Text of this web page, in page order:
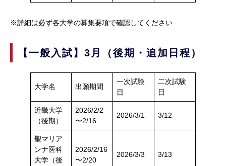
※詳細は必ず各大学の募集要項で確認してください
【一般入試】3月（後期・追加日程）
大学名 出願期間
一次試験
日
二次試験
日
近畿大学
（後期）
2026/2/2
〜2/16
2026/3/1 3/12
聖マリア
ンナ医科
大学（後
2026/2/16
〜2/20
2026/3/3 3/13